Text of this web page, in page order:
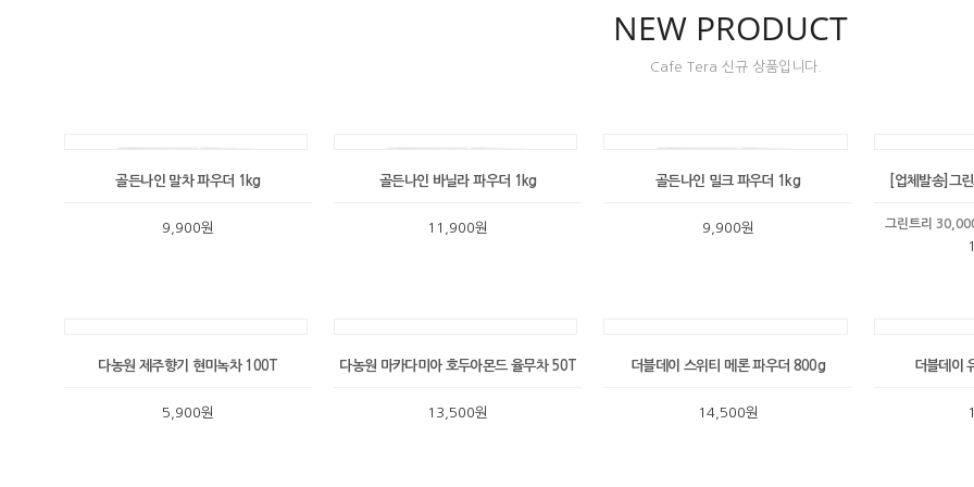
NEW PRODUCT
Cafe Tera 신규 상품입니다.
골든나인 말차 파우더 1kg
9,900원
골든나인 바닐라 파우더 1kg
11,900원
골든나인 밀크 파우더 1kg
9,900원
[업체발송]그
그린트리
다농원 제주향기 현미녹차 100T
5,900원
다농원 마카다미아 호두아몬드 율무차 50T
13,500원
더블데이 스위티 메론 파우더 800g
14,500원
더블데이